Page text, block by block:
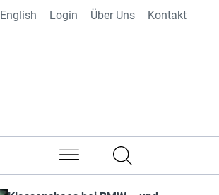
English Login Über Uns Kontakt